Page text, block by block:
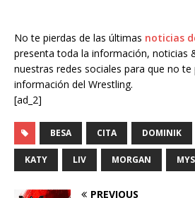
No te pierdas de las últimas noticias
presenta toda la información, noticias
nuestras redes sociales para que no
información del Wrestling.
[ad_2]
BESA CITA DOMINIK
KATY LIV MORGAN
PREVIOUS